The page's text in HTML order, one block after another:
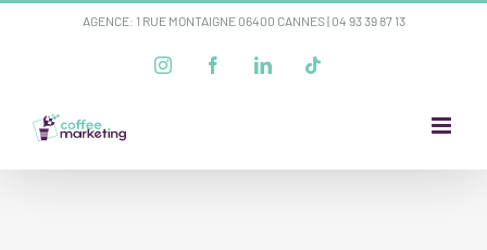
AGENCE: 1 RUE MONTAIGNE 06400 CANNES | 04 93 39 87 13
InstagramFacebookLinkedIn